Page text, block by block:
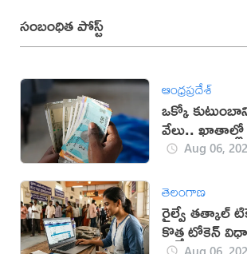
సంబంధిత పోస్ట్
ఆంధ్రప్రదేశ్
ఒక్కో
వేలు..
ప్ర‌భుత్వం..!
Aug 06,
తెలంగాణ
రైల్వే తత్కాల్
కొత్త టోకెన్
Aug 06,